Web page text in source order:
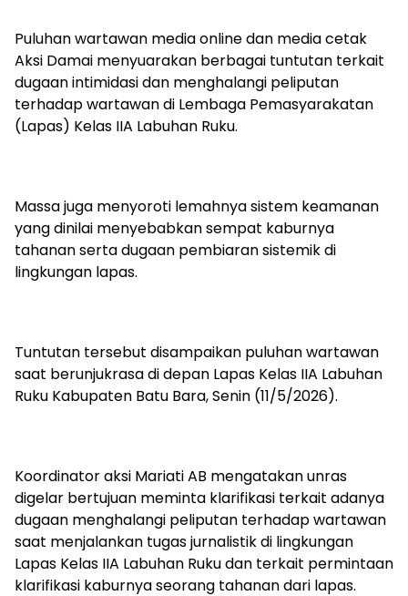
Puluhan wartawan media online dan media cetak
Aksi Damai menyuarakan berbagai tuntutan terkait
dugaan intimidasi dan menghalangi peliputan
terhadap wartawan di Lembaga Pemasyarakatan
(Lapas) Kelas IIA Labuhan Ruku.
‎Massa juga menyoroti lemahnya sistem keamanan
yang dinilai menyebabkan sempat kaburnya
tahanan serta dugaan pembiaran sistemik di
lingkungan lapas.
‎‎Tuntutan tersebut disampaikan puluhan wartawan
saat berunjukrasa di depan Lapas Kelas IIA Labuhan
Ruku Kabupaten Batu Bara, Senin (11/5/2026).
‎‎Koordinator aksi Mariati AB mengatakan unras
digelar bertujuan meminta klarifikasi terkait adanya
dugaan menghalangi peliputan terhadap wartawan
saat menjalankan tugas jurnalistik di lingkungan
Lapas Kelas IIA Labuhan Ruku dan terkait permintaan
klarifikasi kaburnya seorang tahanan dari lapas.